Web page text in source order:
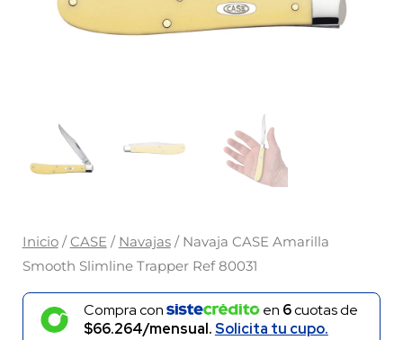
Inicio/ CASE / Navajas/ Navaja CASE Amarilla
Smooth Slimline Trapper Ref 80031
Compra con en 6cuotas de
$66.264/mensual.Solicita tu cupo.